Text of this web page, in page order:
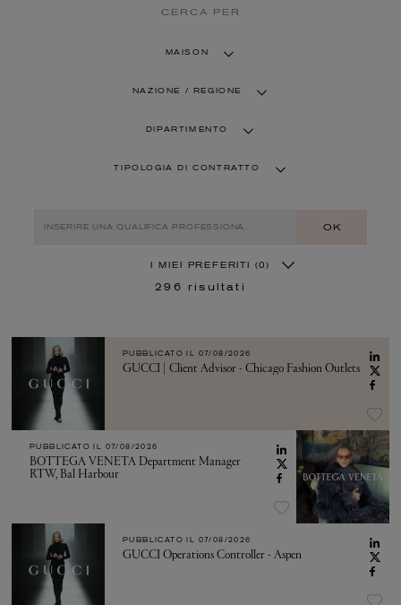
CERCA PER
MAISON
NAZIONE / REGIONE
DIPARTIMENTO
TIPOLOGIA DI CONTRATTO
OK
I MIEI PREFERITI (0)
296 risultati
PUBBLICATO IL 07/08/2026
GUCCI | Client Advisor - Chicago Fashion Outlets
PUBBLICATO IL 07/08/2026
BOTTEGA VENETA Department Manager
RTW, Bal Harbour
PUBBLICATO IL 07/08/2026
GUCCI Operations Controller - Aspen